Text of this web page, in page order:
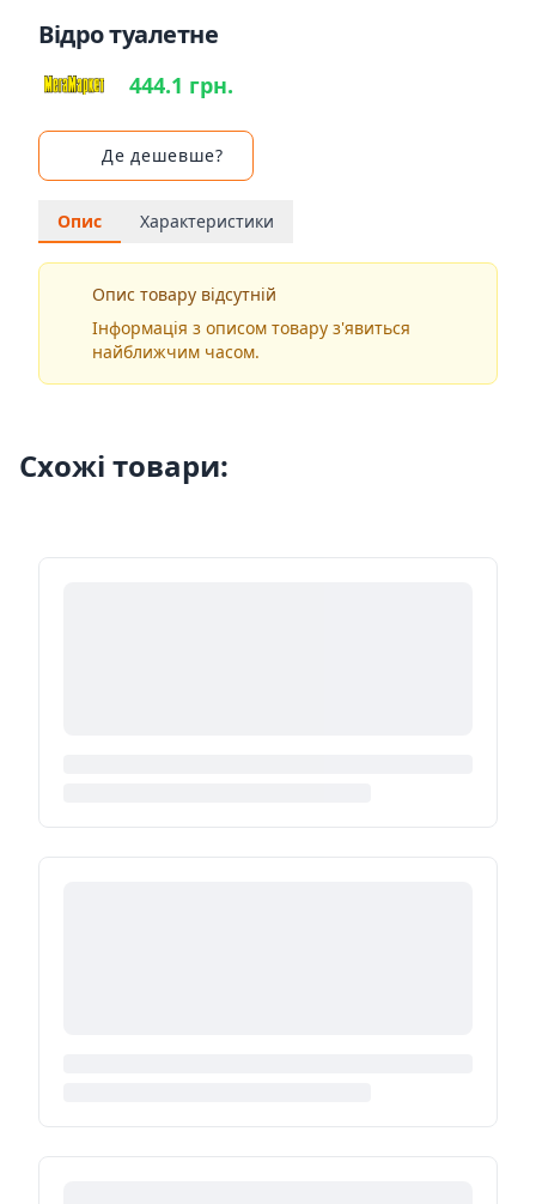
Відро туалетне
444.1 грн.
Де дешевше?
Опис Характеристики
Опис товару відсутній
Інформація з описом товару з'явиться
найближчим часом.
Схожі товари: